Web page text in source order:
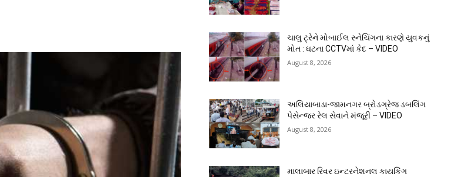
ચાલુ ટ્રેને મોબાઈલ સ્નેચિંગના કારણે યુવકનું
મોત : ઘટના CCTVમાં કેદ – VIDEO
August 8, 2026
અલિયાબાડા-જામનગર બ્રોડગ્રેજ ડબલિંગ
પેસેન્જર રેલ સેવાને મંજૂરી – VIDEO
August 8, 2026
માલાબાર રિવર ઇન્ટરનેશનલ કાયકિંગ